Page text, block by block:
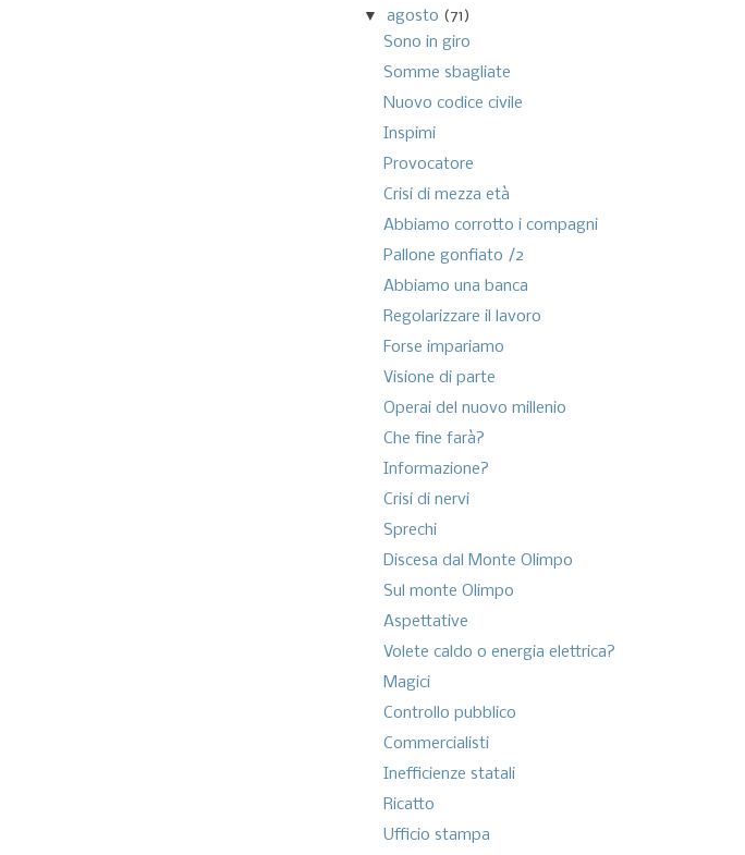
▼agosto (71)
Sono in giro
Somme sbagliate
Nuovo codice civile
Inspimi
Provocatore
Crisi di mezza età
Abbiamo corrotto i compagni
Pallone gonfiato /2
Abbiamo una banca
Regolarizzare il lavoro
Forse impariamo
Visione di parte
Operai del nuovo millenio
Che fine farà?
Informazione?
Crisi di nervi
Sprechi
Discesa dal Monte Olimpo
Sul monte Olimpo
Aspettative
Volete caldo o energia elettrica?
Magici
Controllo pubblico
Commercialisti
Inefficienze statali
Ricatto
Ufficio stampa